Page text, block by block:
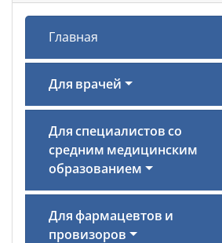
Главная
Для врачей
Для специалистов со
средним медицинским
образованием
Для фармацевтов и
провизоров